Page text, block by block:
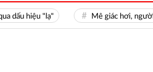
"lạ" Mê giác hơi, người đàn ông